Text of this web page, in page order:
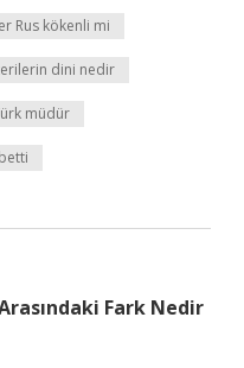
Rus kökenli mi
dini nedir
müdür
Fark Nedir